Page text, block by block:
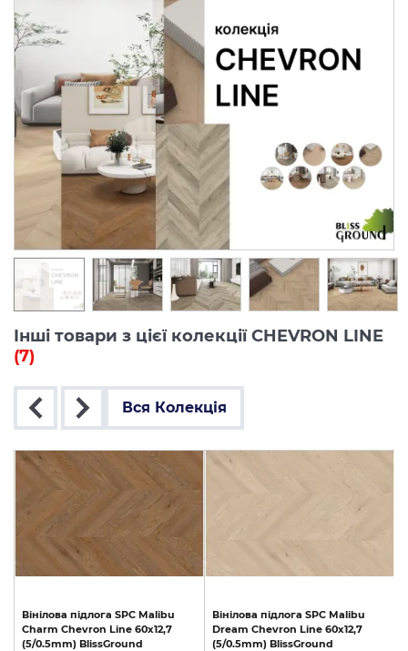
Інші товари з цієї колекції CHEVRON LINE
(7)
Вся Колекція
Вінілова підлога SPC Malibu
Charm Chevron Line 60x12,7
(5/0.5mm) BlissGround
Вінілова підлога SPC Malibu
Dream Chevron Line 60x12,7
(5/0.5mm) BlissGround